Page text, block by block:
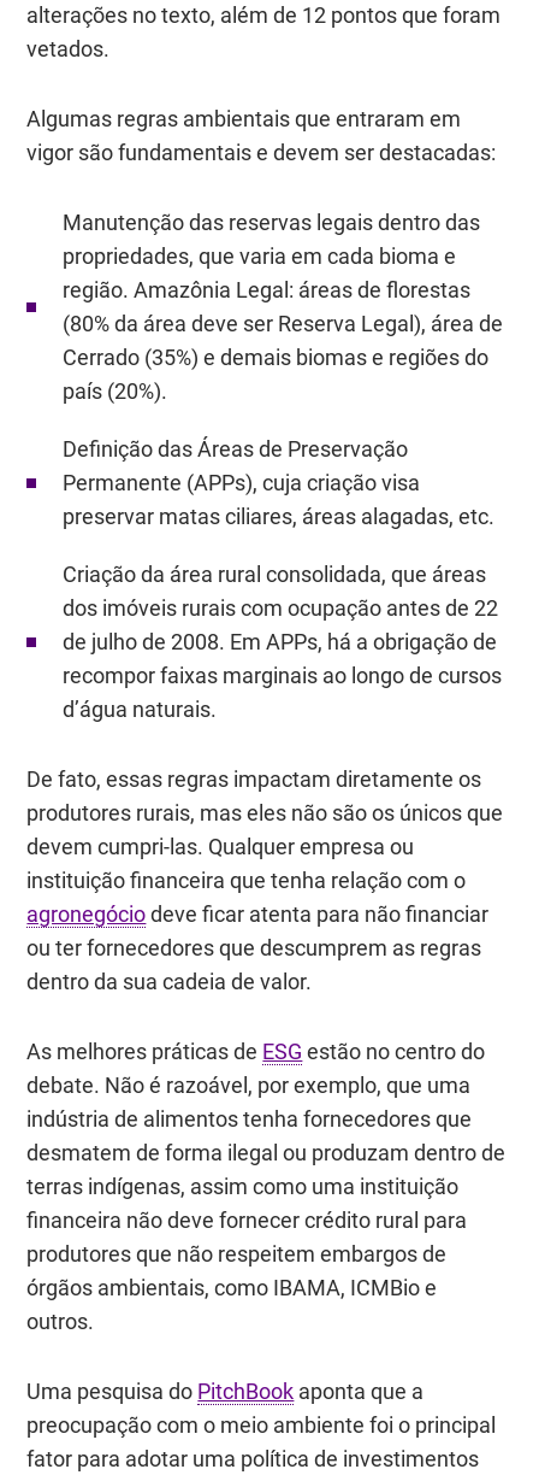
alterações no texto, além de 12 pontos que foram
vetados.
Algumas regras ambientais que entraram em
vigor são fundamentais e devem ser destacadas:
Manutenção das reservas legais dentro das
propriedades, que varia em cada bioma e
região. Amazônia Legal: áreas de florestas
(80% da área deve ser Reserva Legal), área de
Cerrado (35%) e demais biomas e regiões do
país (20%).
Definição das Áreas de Preservação
Permanente (APPs), cuja criação visa
preservar matas ciliares, áreas alagadas, etc.
Criação da área rural consolidada, que áreas
dos imóveis rurais com ocupação antes de 22
de julho de 2008. Em APPs, há a obrigação de
recompor faixas marginais ao longo de cursos
d’água naturais.
De fato, essas regras impactam diretamente os
produtores rurais, mas eles não são os únicos que
devem cumpri-las. Qualquer empresa ou
instituição financeira que tenha relação com o
agronegóciodeve ficar atenta para não financiar
ou ter fornecedores que descumprem as regras
dentro da sua cadeia de valor.
As melhores práticas de ESG estão no centro do
debate. Não é razoável, por exemplo, que uma
indústria de alimentos tenha fornecedores que
desmatem de forma ilegal ou produzam dentro de
terras indígenas, assim como uma instituição
financeira não deve fornecer crédito rural para
produtores que não respeitem embargos de
órgãos ambientais, como IBAMA, ICMBio e
outros.
Uma pesquisa do PitchBook aponta que a
preocupação com o meio ambiente foi o principal
fator para adotar uma política de investimentos